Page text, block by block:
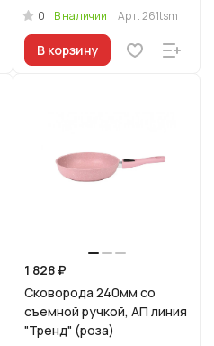
0 В наличии Арт.261tsm
В корзину
1 828 ₽
Сковорода 240мм со
съемной ручкой, АП линия
"Тренд" (роза)